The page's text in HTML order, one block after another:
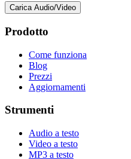
Carica Audio/Video
Prodotto
Come funziona
Blog
Prezzi
Aggiornamenti
Strumenti
Audio a testo
Video a testo
MP3 a testo